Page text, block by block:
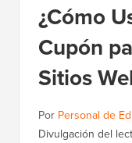
¿Cómo
Cupón
Sitios
Por Personal de
Divulgación del